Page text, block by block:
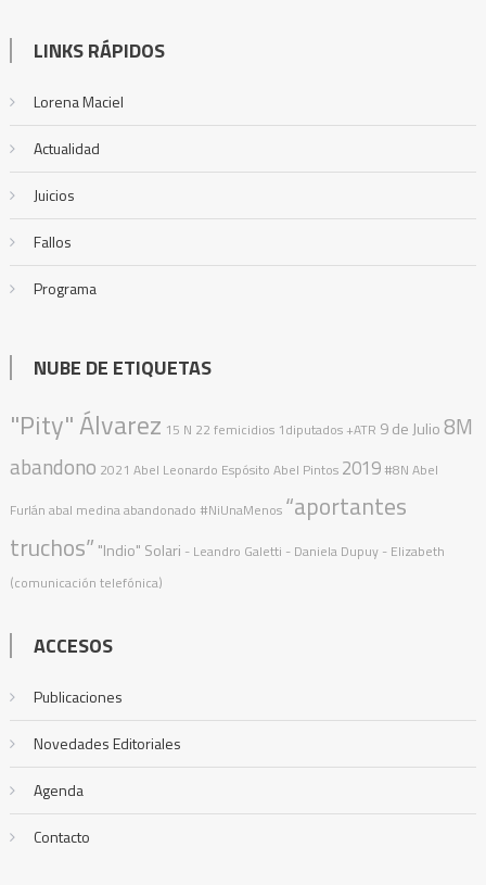
LINKS RÁPIDOS
Lorena Maciel
Actualidad
Juicios
Fallos
Programa
NUBE DE ETIQUETAS
"Pity" Álvarez 15 N 22 femicidios 1diputados +ATR 9 de Julio8M
abandono 2021 Abel Leonardo Espósito Abel Pintos 2019 #8N Abel
Furlán abal medinaabandonado #NiUnaMenos “aportantes
truchos” "Indio" Solari - Leandro Galetti - Daniela Dupuy - Elizabeth
(comunicación telefónica)
ACCESOS
Publicaciones
Novedades Editoriales
Agenda
Contacto